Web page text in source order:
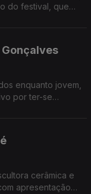
do festival, que
enquanto jovem,
por ter-se
cerâmica e
apresentação